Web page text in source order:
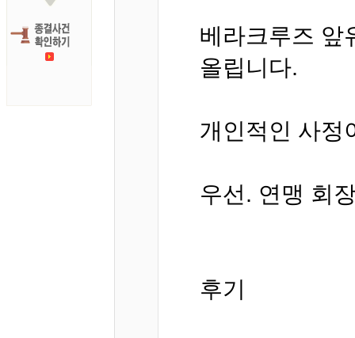
베라크루즈 앞
올립니다.
개인적인 사정
우선. 연맹 회
후기